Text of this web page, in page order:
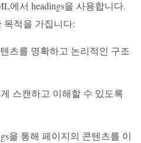
에서 headings을 사용합니다.
목적을 가집니다:
츠를 명확하고 논리적인 구조
스캔하고 이해할 수 있도록
을 통해 페이지의 콘텐츠를 이